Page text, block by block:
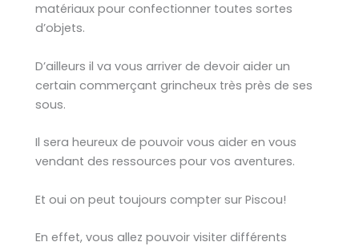
matériaux pour confectionner toutes sortes
d’objets.
D’ailleurs il va vous arriver de devoir aider un
certain commerçant grincheux très près de ses
sous.
Il sera heureux de pouvoir vous aider en vous
vendant des ressources pour vos aventures.
Et oui on peut toujours compter sur Piscou!
En effet, vous allez pouvoir visiter différents